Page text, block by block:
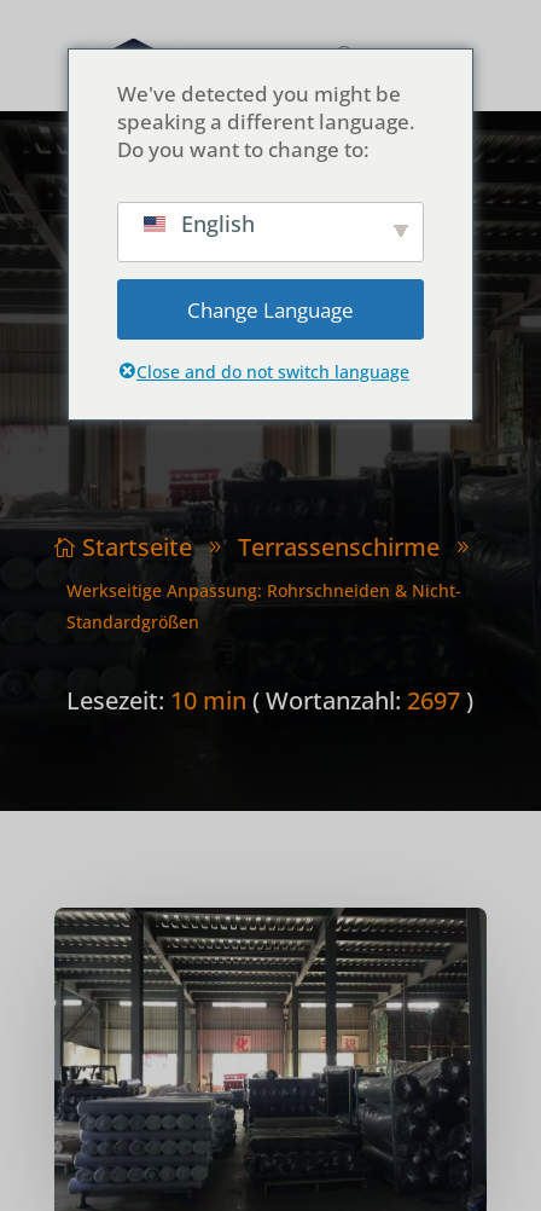
Werkseitige
Anpassung:
Rohrschneiden &
Nicht-Standardgrößen
 Startseite 9 Terrassenschirme 9
Werkseitige Anpassung: Rohrschneiden & Nicht-
Standardgrößen
Lesezeit: 10 min ( Wortanzahl: 2697)
We've detected you might be
speaking a different language.
Do you want to change to:
English
Change Language
Close and do not switch language